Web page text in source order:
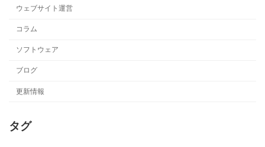
ウェブサイト運営
コラム
ソフトウェア
ブログ
更新情報
タグ